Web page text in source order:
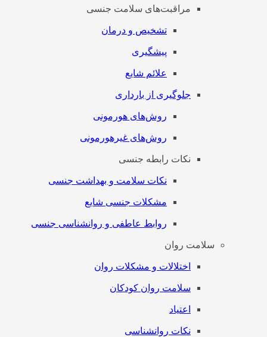
مراقبت‌های سلامت جنسی
تشخیص و درمان
پیشگیری
علائم شایع
جلوگیری از بارداری
روش‌های هورمونی
روش‌های غیرهورمونی
نکات رابطه جنسی
نکات سلامت و بهداشت جنسی
مشکلات جنسی شایع
روابط عاطفی و روانشناسی جنسی
سلامت روان
اختلالات و مشکلات روان
سلامت روان کودکان
اعتیاد
نکات روانشناسی